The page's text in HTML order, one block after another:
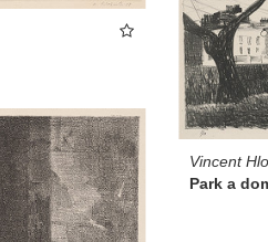
Vincent
Park a